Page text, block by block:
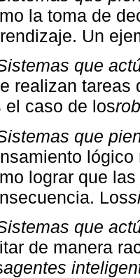
la toma de
Un
que
realizan tareas
el caso de los
que
lograr que
Los
que
de manera
agentes